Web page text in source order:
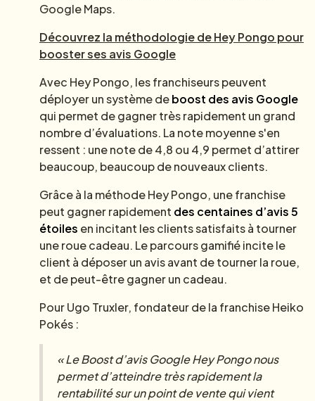
Google Maps.
Découvrez la méthodologie de Hey Pongo pour
booster ses avis Google
Avec Hey Pongo, les franchiseurs peuvent
déployer un système deboost des avis Google
qui permet de gagner très rapidement un grand
nombre d’évaluations. La note moyenne s'en
ressent : une note de 4,8 ou 4,9 permet d’attirer
beaucoup, beaucoup de nouveaux clients.
Grâce à la méthode Hey Pongo, une franchise
peut gagner rapidement des centaines d’avis 5
étoiles en incitant les clients satisfaits à tourner
une roue cadeau. Le parcours gamifié incite le
client à déposer un avis avant de tourner la roue,
et de peut-être gagner un cadeau.
Pour Ugo Truxler, fondateur de la franchise Heiko
Pokés :
« Le Boost d’avis Google Hey Pongo nous
permet d’atteindre très rapidement la
rentabilité sur un point de vente qui vient